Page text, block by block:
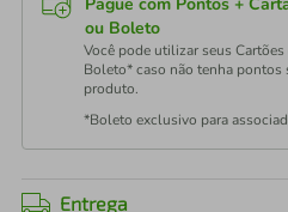
ou Boleto
Você pode utilizar seus
Boleto* caso não tenha pontos
produto.
*Boleto exclusivo para
Entrega